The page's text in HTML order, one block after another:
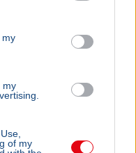
my
my
of my
Tenisz Szövetség